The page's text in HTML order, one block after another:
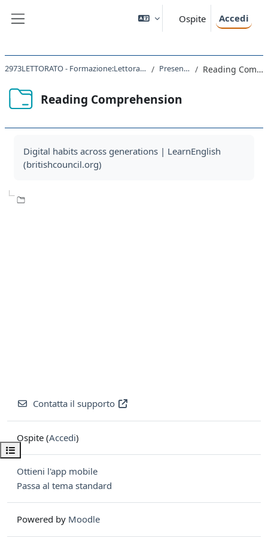
Ospite Accedi
Apri indice del corso
2973LETTORATO - Formazione:Lettorato lingua inglese B1 2023 Present Simple Reading Comprehension
Reading Comprehension
Digital habits across generations | LearnEnglish
(britishcouncil.org)
Contatta il supporto
Ospite (Accedi)
Ottieni l'app mobile
Passa al tema standard
Powered by Moodle